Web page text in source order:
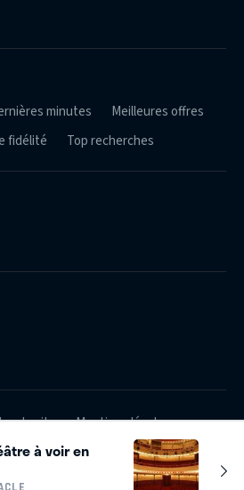
minutes
Meilleures offres
fidélité Top recherches
du site
Mentions légales
à voir en